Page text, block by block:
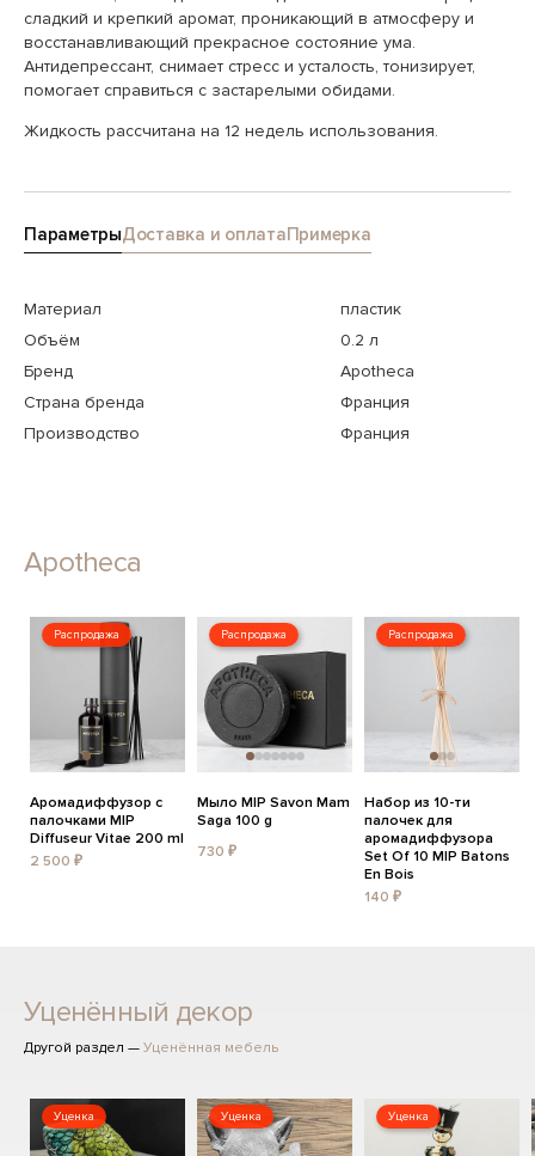
сладкий и крепкий аромат, проникающий в атмосферу и
восстанавливающий прекрасное состояние ума.
Антидепрессант, снимает стресс и усталость, тонизирует,
помогает справиться с застарелыми обидами.
Жидкость расcчитана на 12 недель использования.
ПараметрыДоставка и оплатаПримерка
Материал
пластик
Объём
0.2 л
Бренд
Apotheca
Страна бренда
Франция
Производство
Франция
Apotheca
Распродажа
Аромадиффузор с
палочками MIP
Diffuseur Vitae 200 ml
2 500 ₽
Распродажа
Мыло MIP Savon Mam
Saga 100 g
730 ₽
Распродажа
Набор из 10-ти
палочек для
аромадиффузора
Set Of 10 MIP Batons
En Bois
140 ₽
Уценённый декор
Другой раздел — Уценённая мебель
Уценка Уценка Уценка